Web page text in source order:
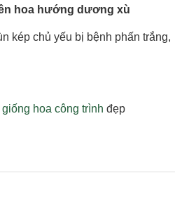
hoa hướng dương xù
kép chủ yếu bị bệnh phấn trắng,
giống hoa công trình đẹp